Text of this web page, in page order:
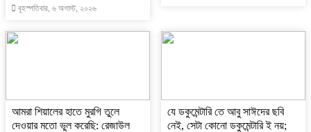
বৃহস্পতিবার, ৬ অগাস্ট, ২০২৬
‎আমরা শিয়ালের হাতে মুরগি তুলে
দেওয়ার মতো ভুল করেছি: রেজাউল
যে ডকুমেন্টারি তে আবু সাঈদের ছবি
নেই, সেটা কোনো ডকুমেন্টারি ই নয়;